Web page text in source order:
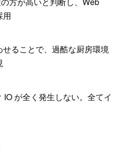
用
ることで、過酷な厨房環境
が全く発生しない。全てイ